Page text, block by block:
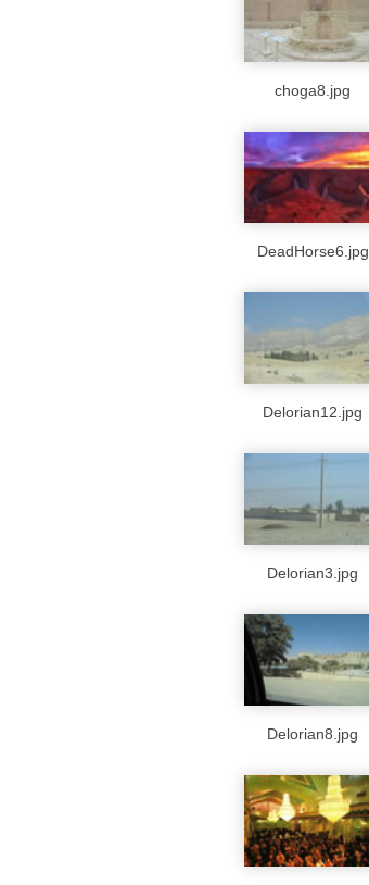
choga8.jpg
DeadHorse6.jpg
Delorian12.jpg
Delorian3.jpg
Delorian8.jpg